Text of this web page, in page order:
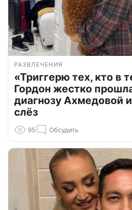
РАЗВЛЕЧЕНИЯ
«Триггерю тех, кто в
Гордон жестко
диагнозу Ахмедовой
слёз
95 Обсудить